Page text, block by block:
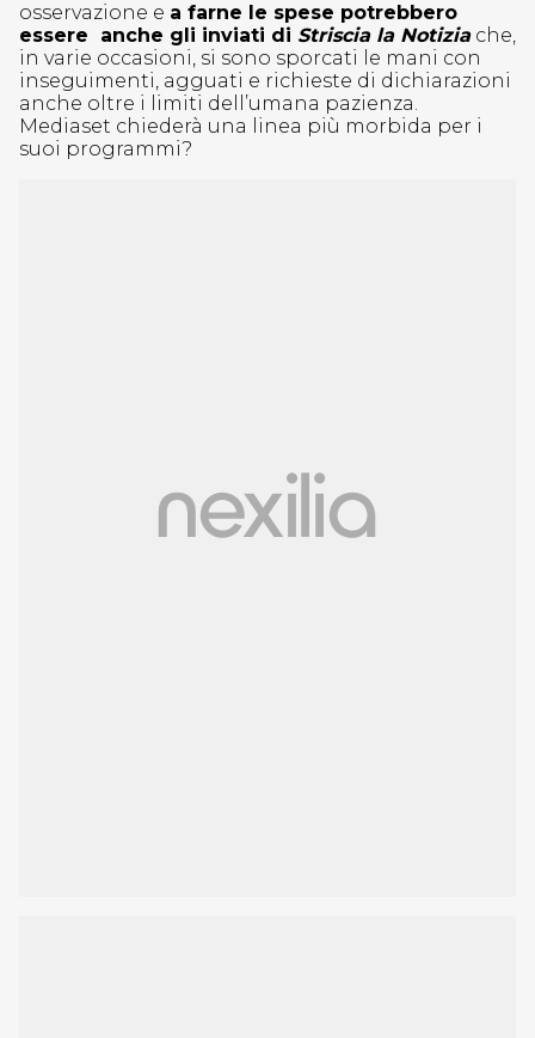
osservazione e a farne le spese potrebbero
essere anche gli inviati di Striscia la Notiziache,
in varie occasioni, si sono sporcati le mani con
inseguimenti, agguati e richieste di dichiarazioni
anche oltre i limiti dell’umana pazienza.
Mediaset chiederà una linea più morbida per i
suoi programmi?